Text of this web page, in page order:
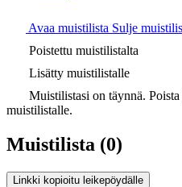
Avaa muistilista Sulje
Poistettu muistilistalta
Lisätty muistilistalle
Muistilistasi on täynnä.
muistilistalle.
Muistilista (0)
Linkki kopioitu leikepöydälle